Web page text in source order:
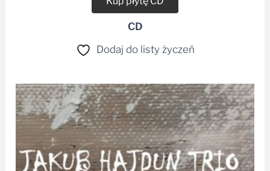
CD
Dodaj do listy życzeń
Zakres
cen:
od
19,99 zł
do
34,99 zł